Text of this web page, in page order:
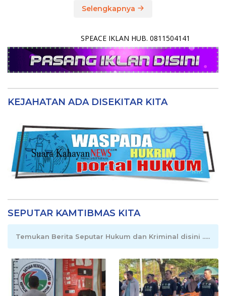
Selengkapnya
SPEACE IKLAN HUB. 0811504141
KEJAHATAN ADA DISEKITAR KITA
SEPUTAR KAMTIBMAS KITA
Temukan Berita Seputar Hukum dan Kriminal disini .....